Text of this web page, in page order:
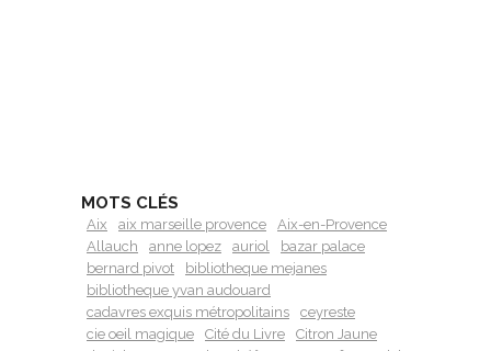
MOTS CLÉS
Aix aix marseille provence
Aix-en-Provence
Allauch
anne lopez auriol
bazar palace
bernard pivot
bibliotheque mejanes
bibliotheque yvan audouard
cadavres exquis métropolitains
ceyreste
cie oeil magique
Cité du Livre
Citron Jaune